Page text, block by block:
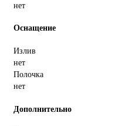
нет
Оснащение
Излив
нет
Полочка
нет
Дополнительно